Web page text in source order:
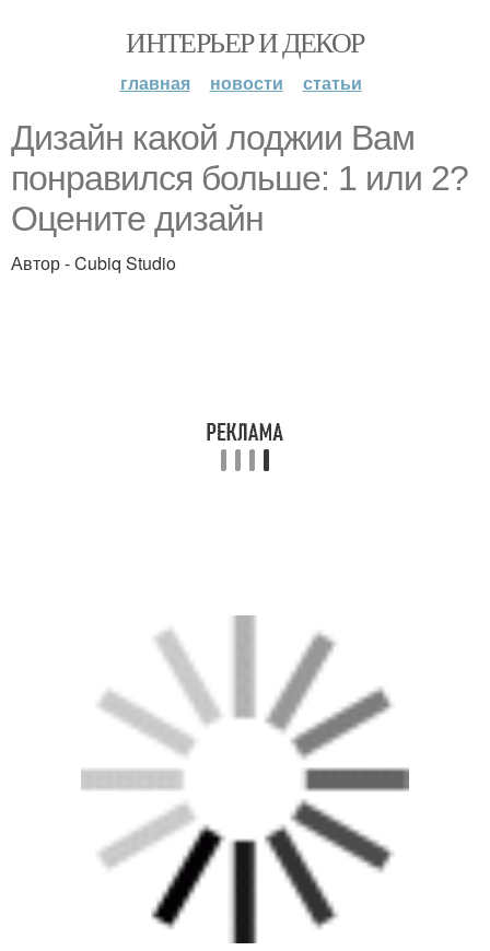
ИНТЕРЬЕР И ДЕКОР
главная новости статьи
Дизайн какой лоджии Вам
понравился больше: 1 или 2?
Оцените дизайн
Автор - Cubiq Studio